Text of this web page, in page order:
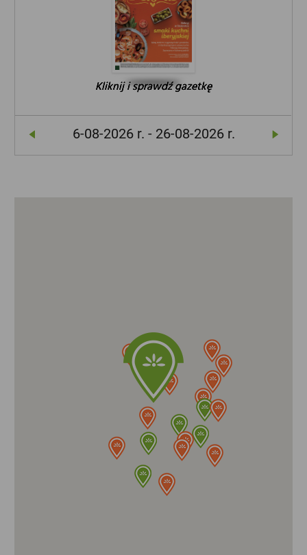
Kliknij i sprawdź gazetkę
6-08-2026 r. - 26-08-2026 r.
Kliknij i sprawdź gazetkę
Kliknij i sprawdź gazetkę